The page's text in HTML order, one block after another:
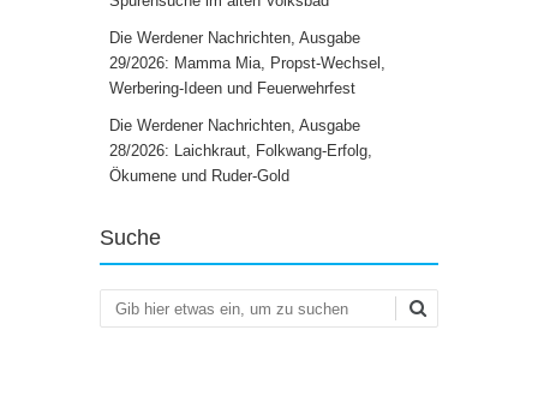
Die Werdener Nachrichten, Ausgabe
29/2026: Mamma Mia, Propst-Wechsel,
Werbering-Ideen und Feuerwehrfest
Die Werdener Nachrichten, Ausgabe
28/2026: Laichkraut, Folkwang-Erfolg,
Ökumene und Ruder-Gold
Suche
Suchen